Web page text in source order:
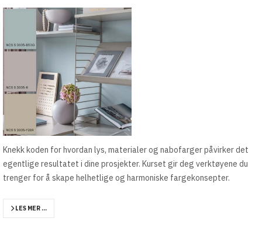
Knekk koden for hvordan lys, materialer og nabofarger påvirker det
egentlige resultatet i dine prosjekter. Kurset gir deg verktøyene du
trenger for å skape helhetlige og harmoniske fargekonsepter.
LES MER …